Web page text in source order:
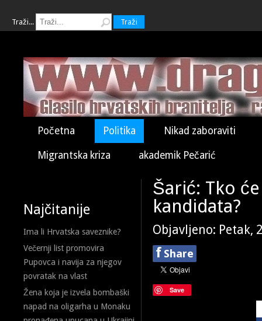
Traži... Traži
Početna Politika Nikad zaboraviti
Migrantska kriza akademik Pečarić
Najčitanije
Ima li Hrvatska saveznike?
Večernji list promovira
Pupovca i navija za njegov
povratak na vlast
Žena koja je izvela bombaški
napad na oligarha u Monaku
Šarić: Tko
kandidata?
Objavljeno: Petak,
f Share
Save